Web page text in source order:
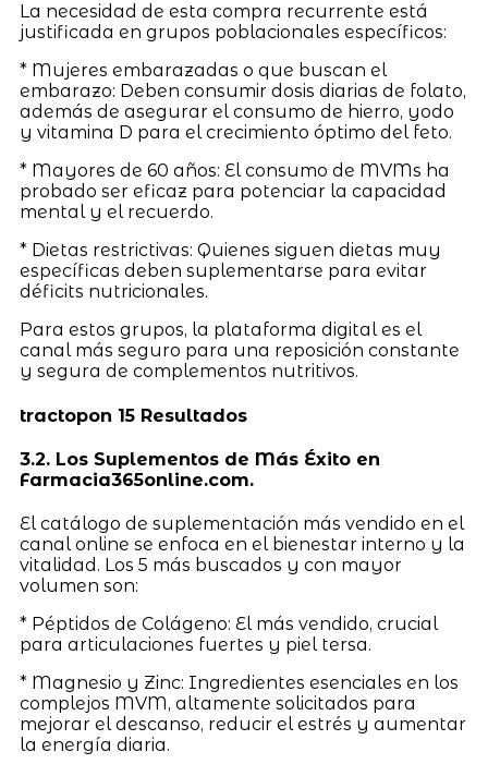
La necesidad de esta compra recurrente está
justificada en grupos poblacionales específicos:
* Mujeres embarazadas o que buscan el
embarazo: Deben consumir dosis diarias de folato,
además de asegurar el consumo de hierro, yodo
y vitamina D para el crecimiento óptimo del feto.
* Mayores de 60 años: El consumo de MVMs ha
probado ser eficaz para potenciar la capacidad
mental y el recuerdo.
* Dietas restrictivas: Quienes siguen dietas muy
específicas deben suplementarse para evitar
déficits nutricionales.
Para estos grupos, la plataforma digital es el
canal más seguro para una reposición constante
y segura de complementos nutritivos.
tractopon 15 Resultados
3.2. Los Suplementos de Más Éxito en
Farmacia365online.com.
El catálogo de suplementación más vendido en el
canal online se enfoca en el bienestar interno y la
vitalidad. Los 5 más buscados y con mayor
volumen son:
* Péptidos de Colágeno: El más vendido, crucial
para articulaciones fuertes y piel tersa.
* Magnesio y Zinc: Ingredientes esenciales en los
complejos MVM, altamente solicitados para
mejorar el descanso, reducir el estrés y aumentar
la energía diaria.